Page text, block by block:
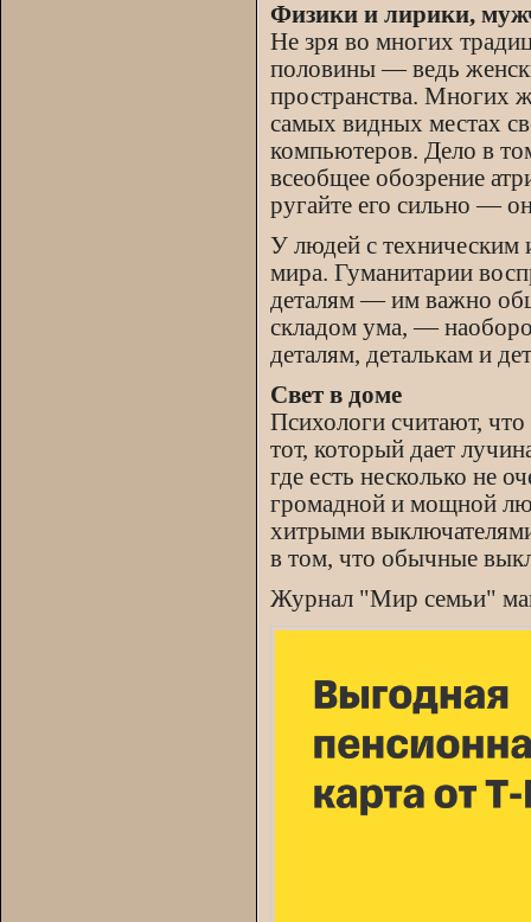
Физики и лирики,
Не зря во многих
половины — ведь
пространства. Многих
самых видных местах
компьютеров. Дело в
всеобщее обозрение
ругайте его сильно —
У людей с техническим
мира. Гуманитарии
деталям — им важно
складом ума, —
деталям, деталькам и
Свет в доме
Психологи считают,
тот, который дает
где есть несколько не
громадной и мощной
хитрыми
в том, что обычные
Журнал "Мир семьи"